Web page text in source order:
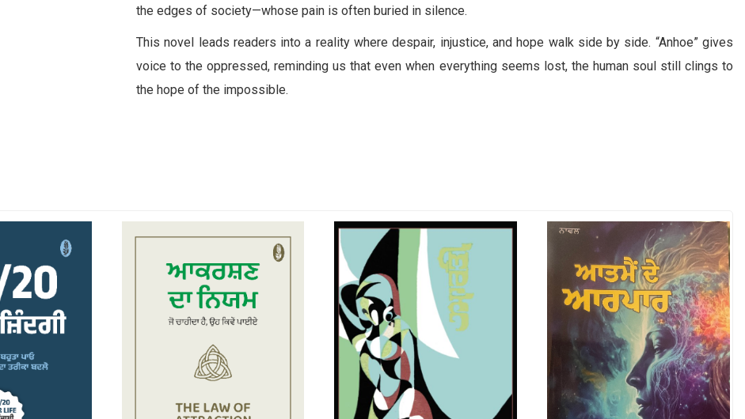
the edges of society—whose pain is often buried in silence.
This novel leads readers into a reality where despair, injustice, and hope walk side by side. “Anhoe” gives
voice to the oppressed, reminding us that even when everything seems lost, the human soul still clings to
the hope of the impossible.